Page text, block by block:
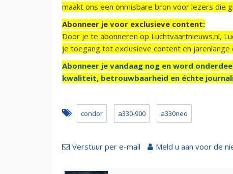
maakt ons een onmisbare bron voor lezers die
Abonneer je voor exclusieve content:
Door je te abonneren op Luchtvaartnieuws.nl,
je toegang tot exclusieve content en
Abonneer je vandaag nog en word
kwaliteit, betrouwbaarheid en échte
condor a330-900 a330neo
Verstuur per e-mail Meld u aan voor de